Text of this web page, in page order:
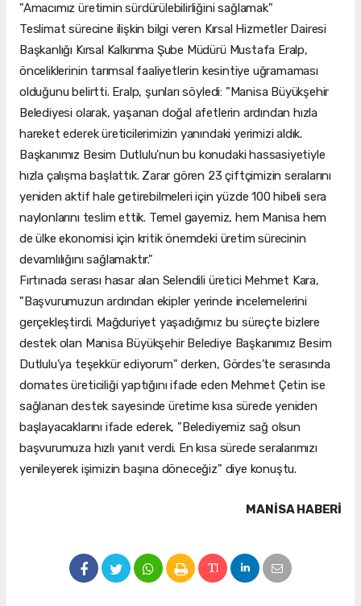
"Amacımız üretimin sürdürülebilirliğini sağlamak"
Teslimat sürecine ilişkin bilgi veren Kırsal Hizmetler Dairesi
Başkanlığı Kırsal Kalkınma Şube Müdürü Mustafa Eralp,
önceliklerinin tarımsal faaliyetlerin kesintiye uğramaması
olduğunu belirtti. Eralp, şunları söyledi: "Manisa Büyükşehir
Belediyesi olarak, yaşanan doğal afetlerin ardından hızla
hareket ederek üreticilerimizin yanındaki yerimizi aldık.
Başkanımız Besim Dutlulu’nun bu konudaki hassasiyetiyle
hızla çalışma başlattık. Zarar gören 23 çiftçimizin seralarını
yeniden aktif hale getirebilmeleri için yüzde 100 hibeli sera
naylonlarını teslim ettik. Temel gayemiz, hem Manisa hem
de ülke ekonomisi için kritik önemdeki üretim sürecinin
devamlılığını sağlamaktır."
Fırtınada serası hasar alan Selendili üretici Mehmet Kara,
"Başvurumuzun ardından ekipler yerinde incelemelerini
gerçekleştirdi. Mağduriyet yaşadığımız bu süreçte bizlere
destek olan Manisa Büyükşehir Belediye Başkanımız Besim
Dutlulu’ya teşekkür ediyorum" derken, Gördes’te serasında
domates üreticiliği yaptığını ifade eden Mehmet Çetin ise
sağlanan destek sayesinde üretime kısa sürede yeniden
başlayacaklarını ifade ederek, "Belediyemiz sağ olsun
başvurumuza hızlı yanıt verdi. En kısa sürede seralarımızı
yenileyerek işimizin başına döneceğiz" diye konuştu.
MANISA HABERİ